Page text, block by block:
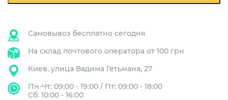
Самовывоз бесплатно сегодня
На склад почтового оператора от 100 грн
Киев, улица Вадима Гетьмана, 27
Пн-Чт: 09:00 - 19:00 / Пт: 09:00 - 18:00
Сб: 10:00 - 16:00